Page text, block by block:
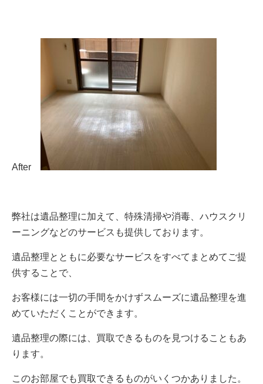
After
弊社は遺品整理に加えて、特殊清掃や消毒、ハウスクリ
ーニングなどのサービスも提供しております。
遺品整理とともに必要なサービスをすべてまとめてご提
供することで、
お客様には一切の手間をかけずスムーズに遺品整理を進
めていただくことができます。
遺品整理の際には、買取できるものを見つけることもあ
ります。
このお部屋でも買取できるものがいくつかありました。